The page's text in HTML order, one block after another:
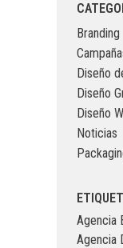
Branding
Diseño
Diseño
Diseño
Noticias
Agencia
Agencia